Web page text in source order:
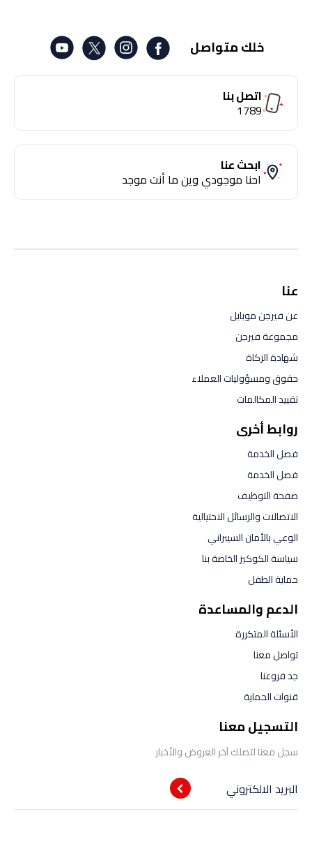
خلك متواصل
اتصل بنا
1789
ابحث عنا
احنا موجودي وين ما أنت موجد
عنا
عن فيرجن موبايل
مجموعة فيرجن
شهادة الزكاة
حقوق ومسؤوليات العملاء
تقييد المكالمات
روابط أخرى
فصل الخدمة
فصل الخدمة
صفحة التوظيف
الاتصالات والرسائل الاحتيالية
الوعي بالأمان السيبراني
سياسة الكوكيز الخاصة بنا
حماية الطفل
الدعم والمساعدة
الأسئلة المتكررة
تواصل معنا
جد فروعنا
قنوات الحماية
التسجيل معنا
سجل معنا لتصلك آخر العروض والأخبار
البريد الالكتروني